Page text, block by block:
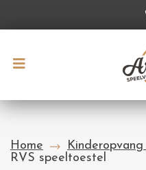
Home
RVS speeltoestel